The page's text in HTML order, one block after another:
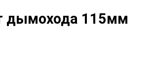
дымохода 115мм